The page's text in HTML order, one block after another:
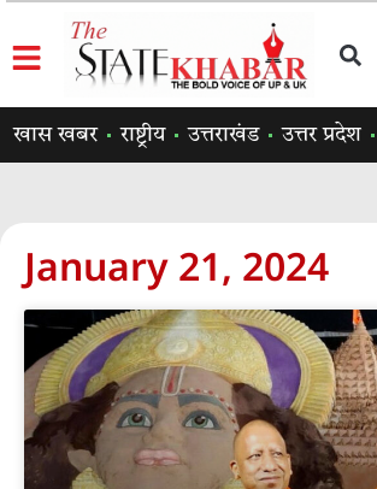
खास खबर राष्ट्रीय उत्तराखंड उत्तर प्रदेश
January 21, 2024